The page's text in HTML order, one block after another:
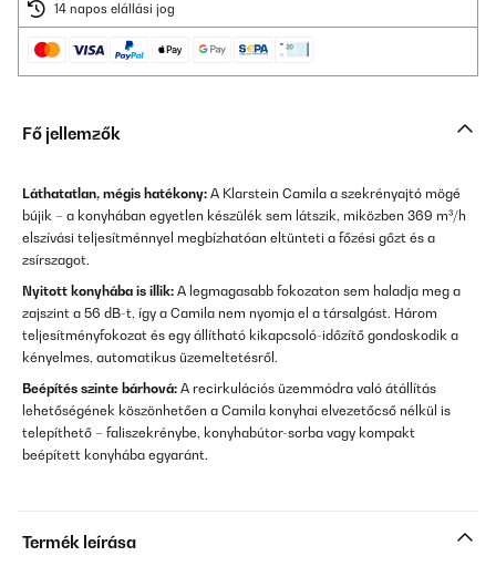
14 napos elállási jog
Fő jellemzők
Láthatatlan, mégis hatékony: A Klarstein Camila a szekrényajtó mögé
bújik – a konyhában egyetlen készülék sem látszik, miközben 369 m³/h
elszívási teljesítménnyel megbízhatóan eltünteti a főzési gőzt és a
zsírszagot.
Nyitott konyhába is illik: A legmagasabb fokozaton sem haladja meg a
zajszint a 56 dB-t, így a Camila nem nyomja el a társalgást. Három
teljesítményfokozat és egy állítható kikapcsoló-időzítő gondoskodik a
kényelmes, automatikus üzemeltetésről.
Beépítés szinte bárhová: A recirkulációs üzemmódra való átállítás
lehetőségének köszönhetően a Camila konyhai elvezetőcső nélkül is
telepíthető – faliszekrénybe, konyhabútor-sorba vagy kompakt
beépített konyhába egyaránt.
Termék leírása